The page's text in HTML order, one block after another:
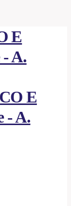
E
- A.